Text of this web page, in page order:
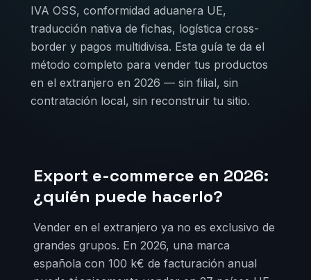
IVA OSS, conformidad aduanera UE,
traducción nativa de fichas, logística cross-
border y pagos multidivisa. Esta guía te da el
método completo para vender tus productos
en el extranjero en 2026 — sin filial, sin
contratación local, sin reconstruir tu sitio.
Export e-commerce en 2026:
¿quién puede hacerlo?
Vender en el extranjero ya no es exclusivo de
grandes grupos. En 2026, una marca
española con 100 k€ de facturación anual